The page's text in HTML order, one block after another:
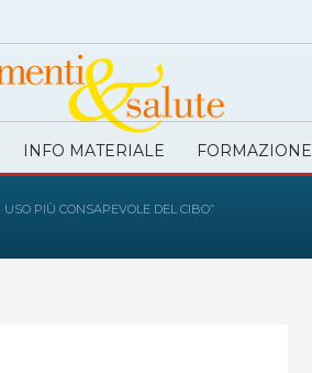
INFO MATERIALE FORMAZIONE
PIÙ CONSAPEVOLE DEL CIBO”